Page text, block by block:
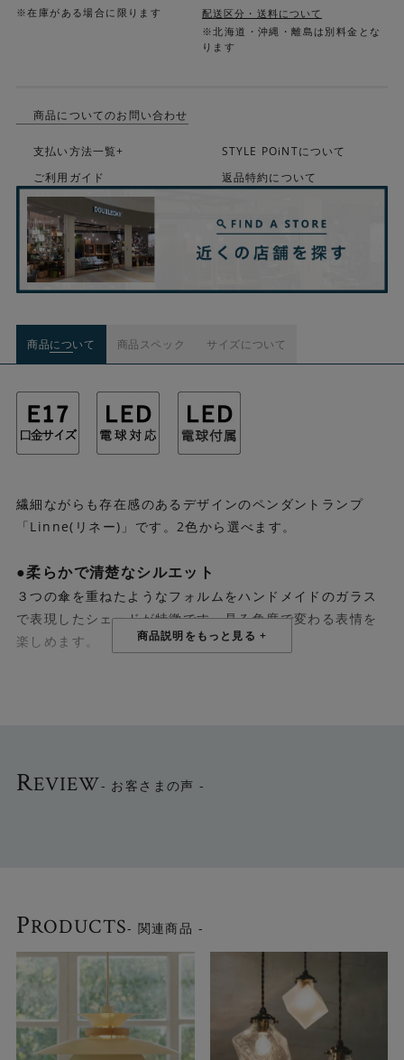
※在庫がある場合に限ります
配送区分・送料について
※北海道・沖縄・離島は別料金とな
ります
商品についてのお問い合わせ
支払い方法一覧+
STYLE POiNTについて
ご利用ガイド
返品特約について
商品について 商品スペック サイズについて
繊細ながらも存在感のあるデザインのペンダントランプ
「Linne(リネー)」です。2色から選べます。
●柔らかで清楚なシルエット
３つの傘を重ねたようなフォルムをハンドメイドのガラス
で表現したシェードが特徴です。見る角度で変わる表情を
楽しめます。
●2色から選べます
グロッシーなアンバーと乳白色ホワイトの2色をご用意して
います。
REVIEW- お客さまの声 -
PRODUCTS- 関連商品 -